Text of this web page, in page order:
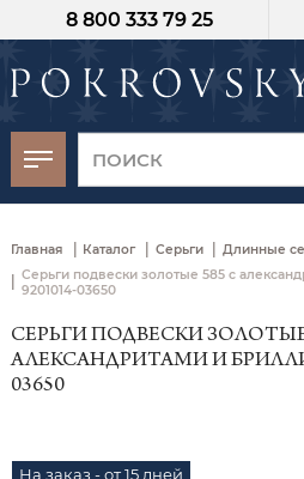
8 800 333 79 25
Главная | Каталог | Серьги | Длинные
Серьги подвески золотые 585 с
9201014-03650
СЕРЬГИ ПОДВЕСКИ ЗОЛОТЫЕ
АЛЕКСАНДРИТАМИ И
03650
На заказ - от 15 дней
-30%
от 15 дней с
момента оплаты